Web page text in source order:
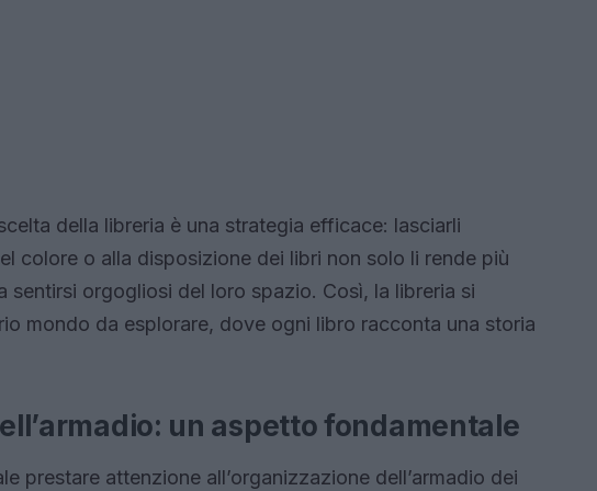
della libreria è una strategia efficace: lasciarli
colore o alla disposizione dei libri non solo li rende più
sentirsi orgogliosi del loro spazio. Così, la libreria si
mondo da esplorare, dove ogni libro racconta una storia
un aspetto fondamentale
prestare attenzione all’organizzazione dell’armadio dei